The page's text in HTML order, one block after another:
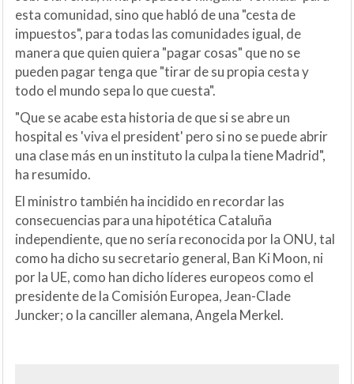
esta comunidad, sino que habló de una "cesta de
impuestos", para todas las comunidades igual, de
manera que quien quiera "pagar cosas" que no se
pueden pagar tenga que "tirar de su propia cesta y
todo el mundo sepa lo que cuesta".
"Que se acabe esta historia de que si se abre un
hospital es 'viva el president' pero si no se puede abrir
una clase más en un instituto la culpa la tiene Madrid",
ha resumido.
El ministro también ha incidido en recordar las
consecuencias para una hipotética Cataluña
independiente, que no sería reconocida por la ONU, tal
como ha dicho su secretario general, Ban Ki Moon, ni
por la UE, como han dicho líderes europeos como el
presidente de la Comisión Europea, Jean-Clade
Juncker; o la canciller alemana, Angela Merkel.